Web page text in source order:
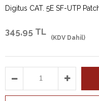
Digitus CAT. 5E SF-UTP
345,95 TL
(KDV Dahil)